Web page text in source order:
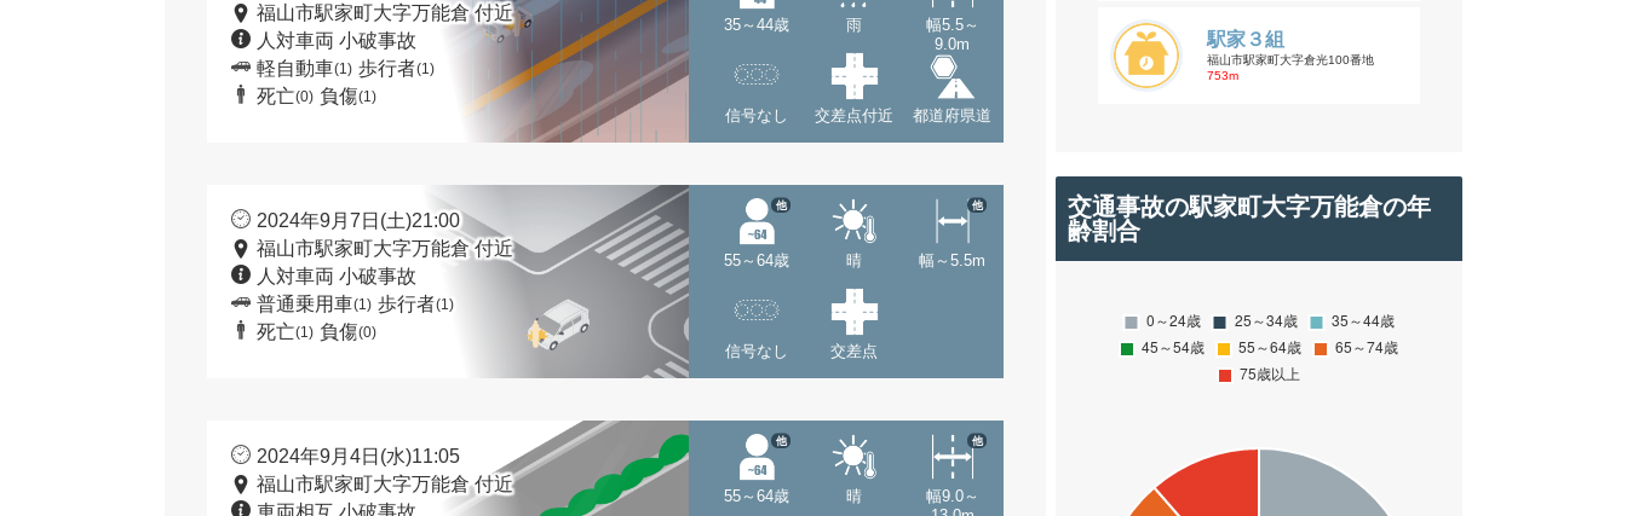
福山市駅家町大字万能倉 付近
人対車両 小破事故
軽自動車(1) 歩行者(1)
死亡(0) 負傷(1)
35～44歳 雨
幅5.5～
9.0m
信号なし 交差点付近 都道府県道
2024年9月7日(土)21:00
福山市駅家町大字万能倉 付近
人対車両 小破事故
普通乗用車(1) 歩行者(1)
死亡(1) 負傷(0)
55～64歳
他
晴 幅～5.5m
他
信号なし 交差点
2024年9月4日(水)11:05
福山市駅家町大字万能倉 付近
車両相互 小破事故
55～64歳
他
晴
幅9.0～
他
駅家３組
福山市駅家町大字倉光100番地
753m
交通事故の駅家町大字万能倉の年
齢割合